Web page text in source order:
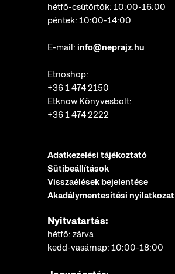
hétfő-csütörtök: 10:00-16:00
péntek: 10:00-14:00
E-mail: info@neprajz.hu
Etnoshop:
+36 1 474 2150
Etknow Könyvesbolt:
+36 1 474 2222
Adatkezelési tájékoztató
Sütibeállítások
Visszaélések bejelentése
Akadálymentesítési nyilatkozat
Nyitvatartás:
hétfő: zárva
kedd-vasárnap: 10:00-18:00